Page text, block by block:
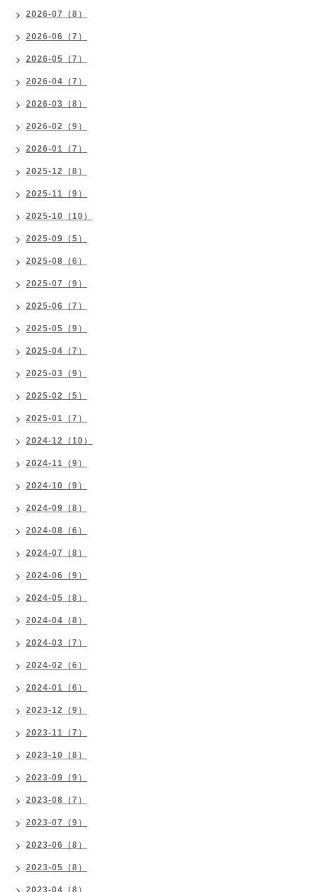
2026-07（8）
2026-06（7）
2026-05（7）
2026-04（7）
2026-03（8）
2026-02（9）
2026-01（7）
2025-12（8）
2025-11（9）
2025-10（10）
2025-09（5）
2025-08（6）
2025-07（9）
2025-06（7）
2025-05（9）
2025-04（7）
2025-03（9）
2025-02（5）
2025-01（7）
2024-12（10）
2024-11（9）
2024-10（9）
2024-09（8）
2024-08（6）
2024-07（8）
2024-06（9）
2024-05（8）
2024-04（8）
2024-03（7）
2024-02（6）
2024-01（6）
2023-12（9）
2023-11（7）
2023-10（8）
2023-09（9）
2023-08（7）
2023-07（9）
2023-06（8）
2023-05（8）
2023-04（8）